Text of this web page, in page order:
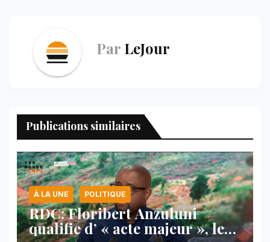
Par LeJour
Publications similaires
À LA UNE POLITIQUE
RDC: Floribert Anzuluni
qualifie d’ « acte majeur », le